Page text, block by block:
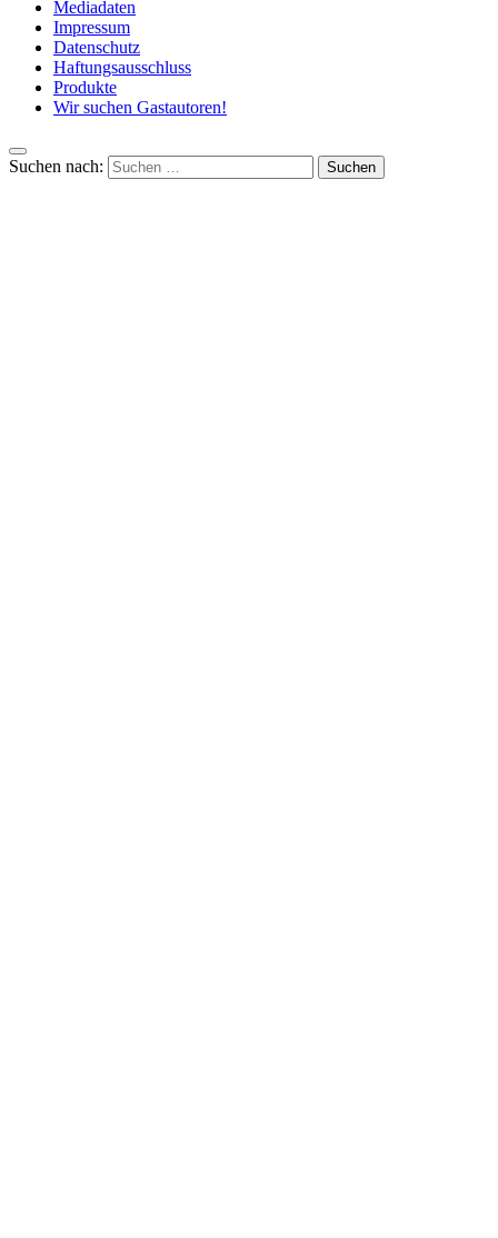
Mediadaten
Impressum
Datenschutz
Haftungsausschluss
Produkte
Wir suchen Gastautoren!
Suchen nach: